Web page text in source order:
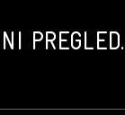
PREGLED.